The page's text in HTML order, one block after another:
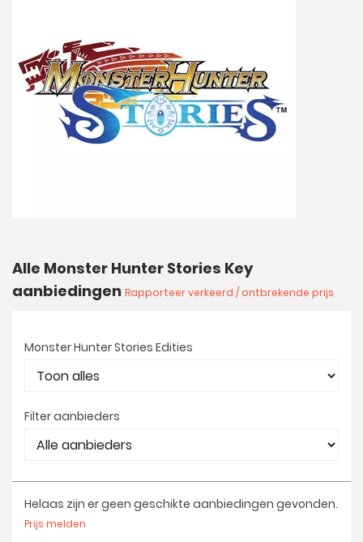
Alle Monster Hunter Stories Key
aanbiedingen Rapporteer verkeerd / ontbrekende prijs
Monster Hunter Stories Edities
Filter aanbieders
Helaas zijn er geen geschikte aanbiedingen gevonden.
Prijs melden